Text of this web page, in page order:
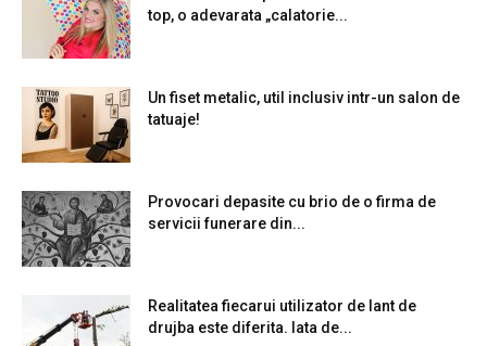
top, o adevarata „calatorie...
Un fiset metalic, util inclusiv intr-un salon de
tatuaje!
Provocari depasite cu brio de o firma de
servicii funerare din...
Realitatea fiecarui utilizator de lant de
drujba este diferita. Iata de...